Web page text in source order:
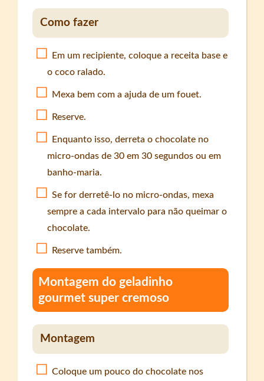
Como fazer
Em um recipiente, coloque a receita base e
o coco ralado.
Mexa bem com a ajuda de um fouet.
Reserve.
Enquanto isso, derreta o chocolate no
micro-ondas de 30 em 30 segundos ou em
banho-maria.
Se for derretê-lo no micro-ondas, mexa
sempre a cada intervalo para não queimar o
chocolate.
Reserve também.
Montagem do geladinho
gourmet super cremoso
Montagem
Coloque um pouco do chocolate nos